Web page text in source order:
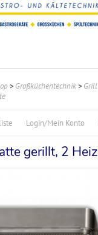
> Großküchentechnik > Grill
Login/Mein Konto
gerillt, 2